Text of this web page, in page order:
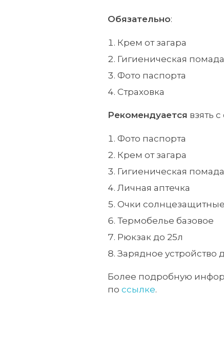
Обязательно:
Крем от загара
Гигиеническая помада
Фото паспорта
Страховка
Рекомендуается взять
Фото паспорта
Крем от загара
Гигиеническая помада
Личная аптечка
Очки солнцезащитные
Термобелье базовое
Рюкзак до 25л
Зарядное устройство
Более подробную
по ссылке.